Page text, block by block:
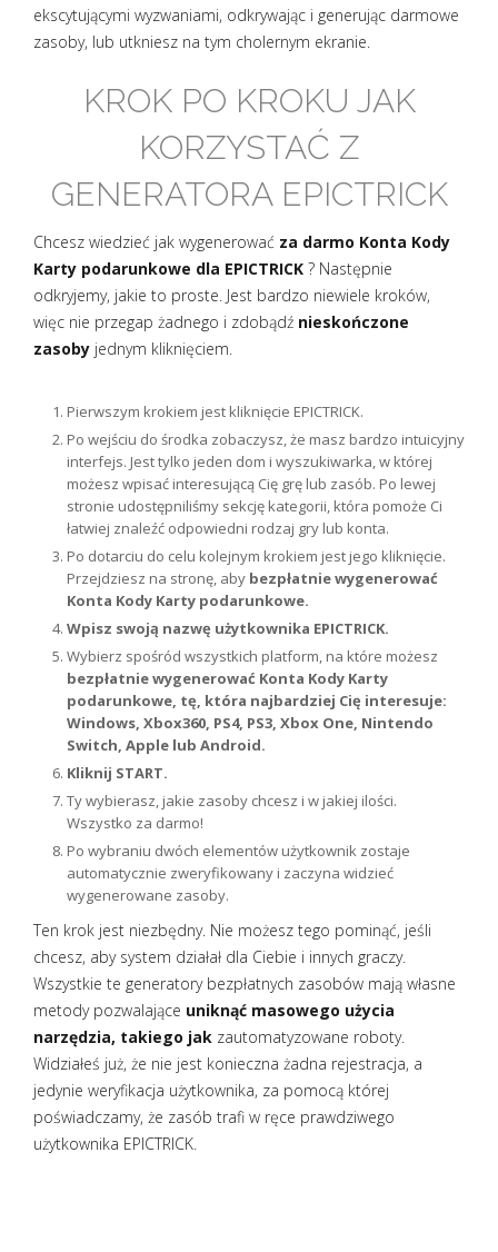
ekscytującymi wyzwaniami, odkrywając i generując darmowe
zasoby, lub utkniesz na tym cholernym ekranie.
KROK PO KROKU JAK
KORZYSTAĆ Z
GENERATORA EPICTRICK
Chcesz wiedzieć jak wygenerować za darmo Konta Kody
Karty podarunkowe dla EPICTRICK ? Następnie
odkryjemy, jakie to proste. Jest bardzo niewiele kroków,
więc nie przegap żadnego i zdobądź nieskończone
zasoby jednym kliknięciem.
Pierwszym krokiem jest kliknięcie EPICTRICK.
Po wejściu do środka zobaczysz, że masz bardzo intuicyjny
interfejs. Jest tylko jeden dom i wyszukiwarka, w której
możesz wpisać interesującą Cię grę lub zasób. Po lewej
stronie udostępniliśmy sekcję kategorii, która pomoże Ci
łatwiej znaleźć odpowiedni rodzaj gry lub konta.
Po dotarciu do celu kolejnym krokiem jest jego kliknięcie.
Przejdziesz na stronę, aby bezpłatnie wygenerować
Konta Kody Karty podarunkowe.
Wpisz swoją nazwę użytkownika EPICTRICK.
Wybierz spośród wszystkich platform, na które możesz
bezpłatnie wygenerować Konta Kody Karty
podarunkowe, tę, która najbardziej Cię interesuje:
Windows, Xbox360, PS4, PS3, Xbox One, Nintendo
Switch, Apple lub Android.
Kliknij START.
Ty wybierasz, jakie zasoby chcesz i w jakiej ilości.
Wszystko za darmo!
Po wybraniu dwóch elementów użytkownik zostaje
automatycznie zweryfikowany i zaczyna widzieć
wygenerowane zasoby.
Ten krok jest niezbędny. Nie możesz tego pominąć, jeśli
chcesz, aby system działał dla Ciebie i innych graczy.
Wszystkie te generatory bezpłatnych zasobów mają własne
metody pozwalające uniknąć masowego użycia
narzędzia, takiego jak zautomatyzowane roboty.
Widziałeś już, że nie jest konieczna żadna rejestracja, a
jedynie weryfikacja użytkownika, za pomocą której
poświadczamy, że zasób trafi w ręce prawdziwego
użytkownika EPICTRICK.